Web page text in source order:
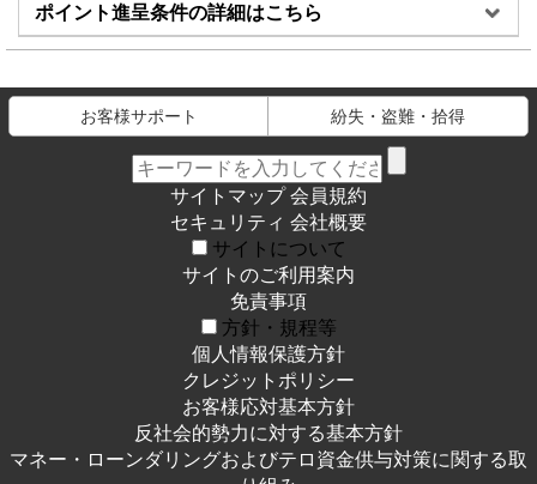
ポイント進呈条件の詳細はこちら
お客様サポート 紛失・盗難・拾得
サイトマップ 会員規約
セキュリティ 会社概要
サイトについて
サイトのご利用案内
免責事項
方針・規程等
個人情報保護方針
クレジットポリシー
お客様応対基本方針
反社会的勢力に対する基本方針
マネー・ローンダリングおよびテロ資金供与対策に関する取